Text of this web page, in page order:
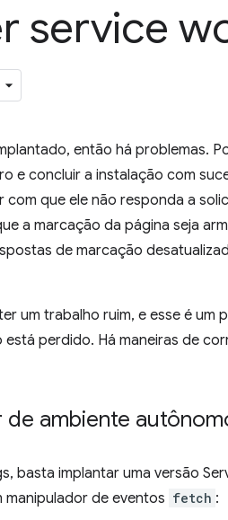
service
então há problemas.
e concluir a instalação com
com que ele não responda a
a marcação da página seja
de marcação
um trabalho ruim, e esse é um
perdido. Há maneiras de
ambiente
basta implantar uma versão
manipulador de eventos fetch :